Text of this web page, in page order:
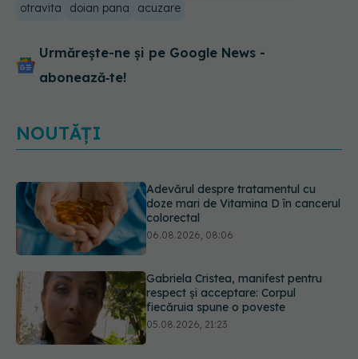
otravita
doian pana acuzare
Urmărește-ne și pe Google News -
abonează‑te!
NOUTĂȚI
Gabriela Cristea, manifest pentru
respect și acceptare: Corpul
fiecăruia spune o poveste
05.08.2026, 21:23
Prof. dr. Valeriu Gheorghiță intră în
Board-ul Editorial al revistei
Scientific Reports, din Nature
Portfolio